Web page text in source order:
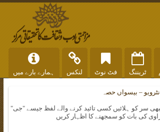
ٹریننگ فٹ نوٹ لنکس ہمارے بارے میں
– بیسواں حصہ
کبھی سر کو ہلائیں کسی تائید کرنے والے لفظ جیسے "جی"
راوی کی بات کو سمجھنے کا اظہار کریں